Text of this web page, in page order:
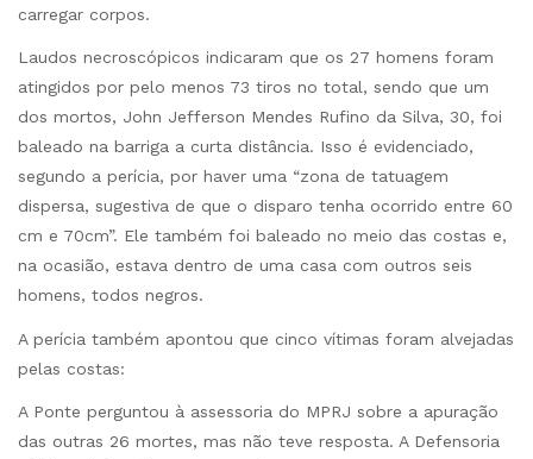
carregar corpos.
Laudos necroscópicos indicaram que os 27 homens foram
atingidos por pelo menos 73 tiros no total, sendo que um
dos mortos, John Jefferson Mendes Rufino da Silva, 30, foi
baleado na barriga a curta distância. Isso é evidenciado,
segundo a perícia, por haver uma “zona de tatuagem
dispersa, sugestiva de que o disparo tenha ocorrido entre 60
cm e 70cm”. Ele também foi baleado no meio das costas e,
na ocasião, estava dentro de uma casa com outros seis
homens, todos negros.
A perícia também apontou que cinco vítimas foram alvejadas
pelas costas:
A Ponte perguntou à assessoria do MPRJ sobre a apuração
das outras 26 mortes, mas não teve resposta. A Defensoria